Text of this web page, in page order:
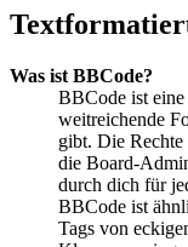
Was ist BBCode?
BBCode ist
weitreichende
gibt. Die
die Board-
durch dich für
BBCode ist
Tags von